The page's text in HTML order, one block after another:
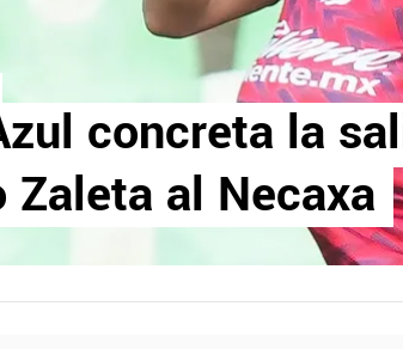
concreta la
Zaleta al Necaxa